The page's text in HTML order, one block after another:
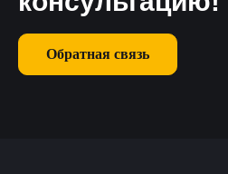
Обратная связь